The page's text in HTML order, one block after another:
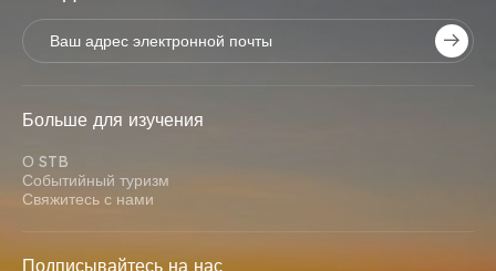
Больше для изучения
О STB
Событийный туризм
Свяжитесь с нами
Подписывайтесь на нас